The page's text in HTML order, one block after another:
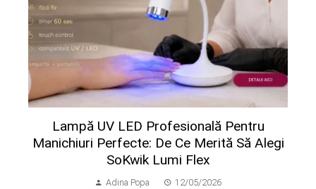
Lampă UV LED Profesională Pentru
Manichiuri Perfecte: De Ce Merită Să Alegi
SoKwik Lumi Flex
Adina Popa 12/05/2026